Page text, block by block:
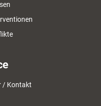
/ Kontakt